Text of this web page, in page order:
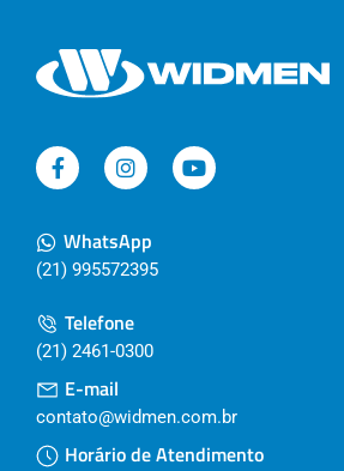
WhatsApp
(21) 995572395
Telefone
(21) 2461-0300
E-mail
contato@widmen.com.br
Horário de Atendimento